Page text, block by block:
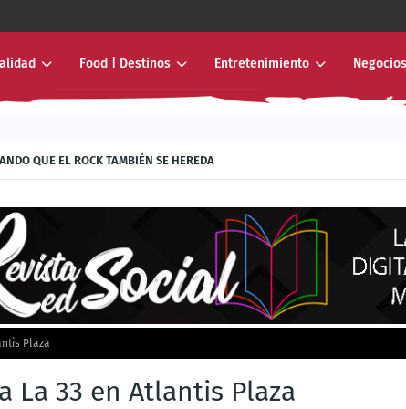
Food | Destinos Entretenimiento
QUE EL ROCK TAMBIÉN SE HEREDA
Plaza
La 33 en Atlantis Plaza